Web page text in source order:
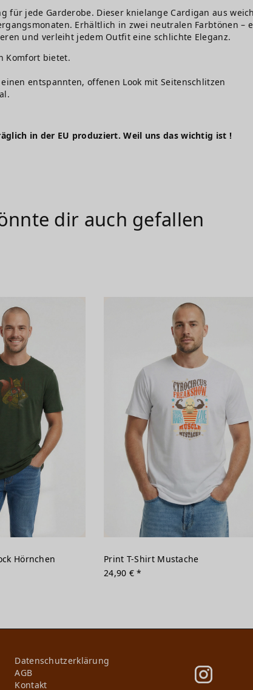
für jede Garderobe. Dieser knielange Cardigan aus
Erhältlich in zwei neutralen Farbtönen
und verleiht jedem Outfit eine schlichte Eleganz.
Komfort bietet.
entspannten, offenen Look mit Seitenschlitzen
in der EU produziert. Weil uns das wichtig ist !
dir auch gefallen
Hörnchen
Print T-Shirt Mustache
24,90 € *
Daten­schutz­erklärung
AGB
Kontakt